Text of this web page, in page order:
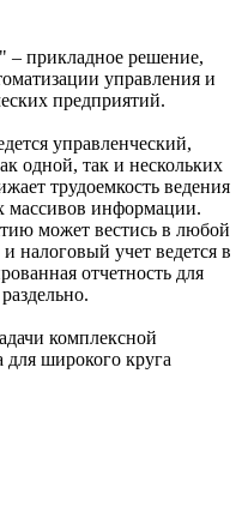
– прикладное решение,
управления и
предприятий.
управленческий,
одной, так и нескольких
трудоемкость ведения
массивов информации.
может вестись в любой
налоговый учет ведется в
отчетность для
комплексной
для широкого круга